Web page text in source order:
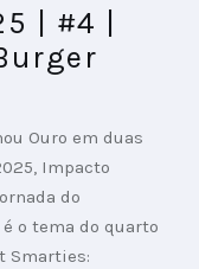
| #4 |
Ouro em duas
Impacto
do
o tema do quarto
Smarties: